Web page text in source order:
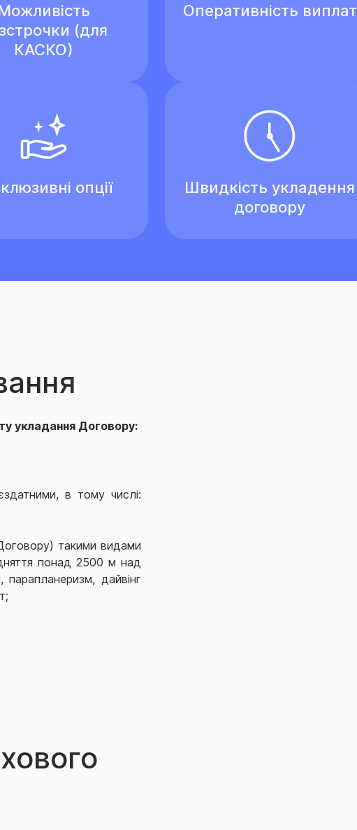
(для
КАСКО)
Оперативність виплат
опції
Швидкість укладення
договору
укладання Договору:
в тому числі:
такими видами
понад 2500 м над
дайвінг